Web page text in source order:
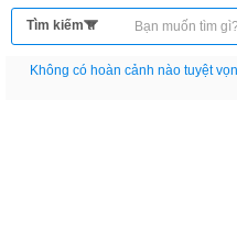
Nếu như không chịu học tập thì